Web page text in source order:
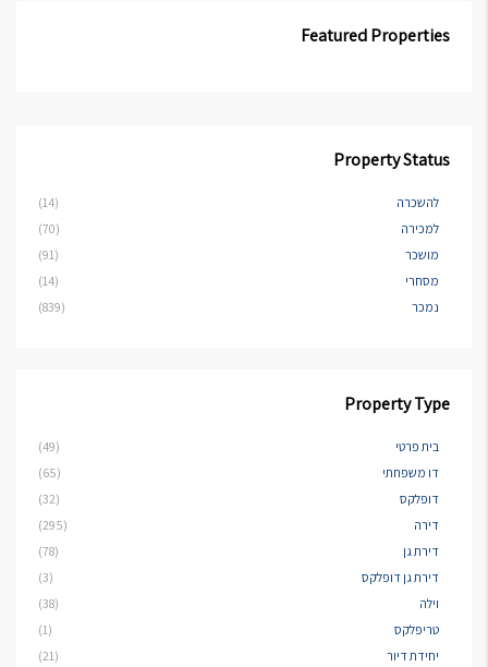
Featured Properties
Property Status
להשכרה
(14)
למכירה
(70)
מושכר
(91)
מסחרי
(14)
נמכר
(839)
Property Type
בית פרטי
(49)
דו משפחתי
(65)
דופלקס
(32)
דירה
(295)
דירת גן
(78)
דירת גן דופלקס
(3)
וילה
(38)
טריפלקס
(1)
יחידת דיור
(21)